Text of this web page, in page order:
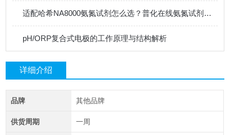
适配哈希NA8000氨氮试剂怎么选？普化在线氨氮试剂供应商推荐
pH/ORP复合式电极的工作原理与结构解析
详细介绍
品牌 其他品牌
供货周期 一周